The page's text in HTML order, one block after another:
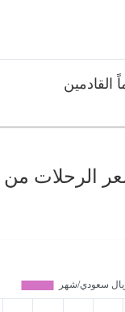
الرحلات من